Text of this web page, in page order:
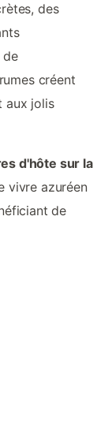
des
de
créent
aux jolis
d'hôte sur la
vivre azuréen
de